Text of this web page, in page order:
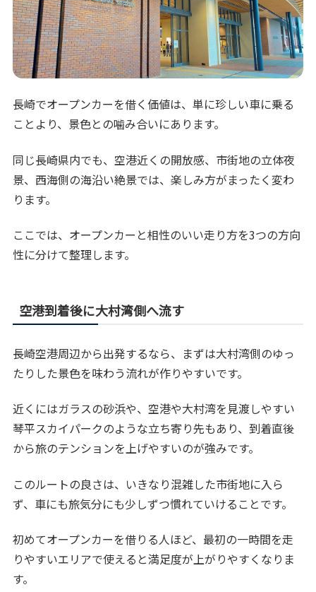
長崎でオープンカーを借く価値は、単に珍しい車に乗る
ことより、景色との噛み合いにあります。
同じ長崎県内でも、空港近くの開放感、市街地の立体夜
景、西海側の海沿い絶景では、楽しみ方がまったく変わ
ります。
ここでは、オープンカーと相性のいい走り方を3つの方向
性に分けて整理します。
空港到着後に大村湾側へ流す
長崎空港周辺から出発するなら、まずは大村湾側のゆっ
たりした景色を味わう流れが作りやすいです。
近くにはガラスの砂浜や、空港や大村湾を見渡しやすい
琴平スカイパークのような立ち寄り先もあり、到着直後
から旅のテンションを上げやすいのが強みです。
このルートの良さは、いきなり混雑した市街地に入ら
ず、車にも旅気分にも少しずつ慣れていけることです。
初めてオープンカーを借りる人ほど、最初の一時間を走
りやすいエリアで使えると満足度が上がりやすくなりま
す。